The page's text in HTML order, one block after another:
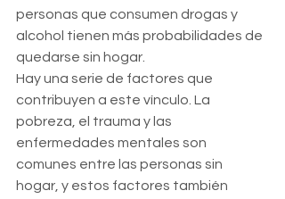
personas que consumen drogas y
alcohol tienen más probabilidades de
quedarse sin hogar.
Hay una serie de factores que
contribuyen a este vínculo. La
pobreza, el trauma y las
enfermedades mentales son
comunes entre las personas sin
hogar, y estos factores también